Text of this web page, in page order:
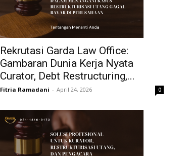
Rekrutasi Garda Law Office:
Gambaran Dunia Kerja Nyata
Curator, Debt Restructuring,...
Fitria Ramadani - April 24, 2026 0